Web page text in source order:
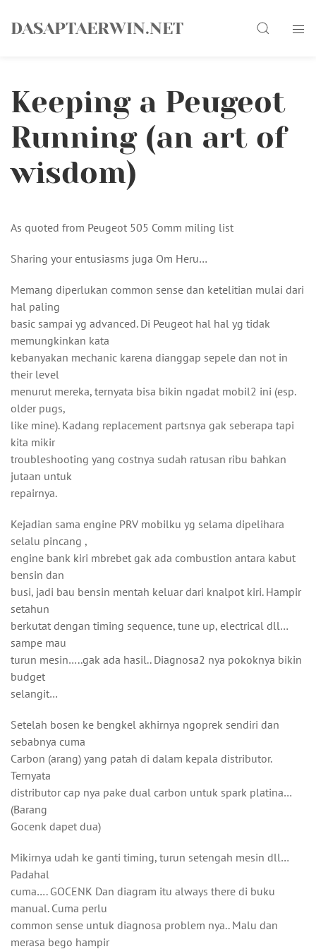
DASAPTAERWIN.NET Search
Keeping a Peugeot
Running (an art of
wisdom)
As quoted from Peugeot 505 Comm miling list
Sharing your entusiasms juga Om Heru…
Memang diperlukan common sense dan ketelitian mulai dari
hal paling
basic sampai yg advanced. Di Peugeot hal hal yg tidak
memungkinkan kata
kebanyakan mechanic karena dianggap sepele dan not in
their level
menurut mereka, ternyata bisa bikin ngadat mobil2 ini (esp.
older pugs,
like mine). Kadang replacement partsnya gak seberapa tapi
kita mikir
troubleshooting yang costnya sudah ratusan ribu bahkan
jutaan untuk
repairnya.
Kejadian sama engine PRV mobilku yg selama dipelihara
selalu pincang ,
engine bank kiri mbrebet gak ada combustion antara kabut
bensin dan
busi, jadi bau bensin mentah keluar dari knalpot kiri. Hampir
setahun
berkutat dengan timing sequence, tune up, electrical dll…
sampe mau
turun mesin…..gak ada hasil.. Diagnosa2 nya pokoknya bikin
budget
selangit…
Setelah bosen ke bengkel akhirnya ngoprek sendiri dan
sebabnya cuma
Carbon (arang) yang patah di dalam kepala distributor.
Ternyata
distributor cap nya pake dual carbon untuk spark platina…
(Barang
Gocenk dapet dua)
Mikirnya udah ke ganti timing, turun setengah mesin dll…
Padahal
cuma…. GOCENK Dan diagram itu always there di buku
manual. Cuma perlu
common sense untuk diagnosa problem nya.. Malu dan
merasa bego hampir